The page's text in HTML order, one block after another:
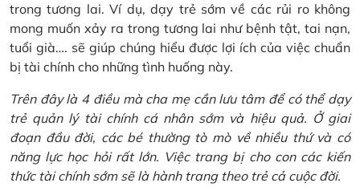
trong tương lai. Ví dụ, dạy trẻ sớm về các rủi ro không
mong muốn xảy ra trong tương lai như bệnh tật, tai nạn,
tuổi già…. sẽ giúp chúng hiểu được lợi ích của việc chuẩn
bị tài chính cho những tình huống này.
Trên đây là 4 điều mà cha mẹ cần lưu tâm để có thể dạy
trẻ quản lý tài chính cá nhân sớm và hiệu quả. Ở giai
đoạn đầu đời, các bé thường tò mò về nhiều thứ và có
năng lực học hỏi rất lớn. Việc trang bị cho con các kiến
thức tài chính sớm sẽ là hành trang theo trẻ cả cuộc đời.